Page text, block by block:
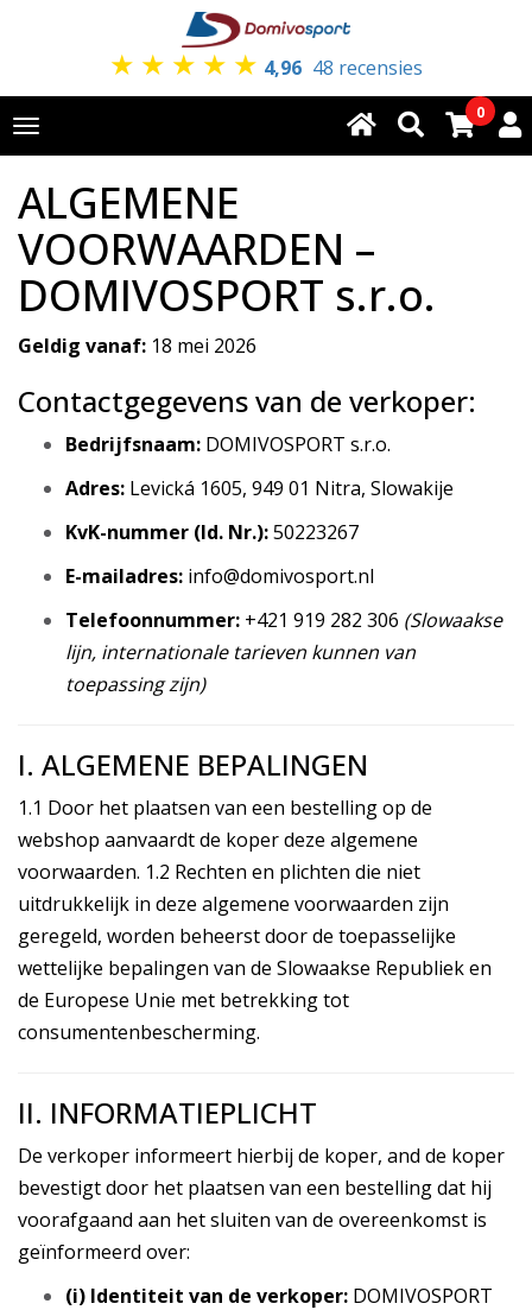
★ ★ ★ ★ ★ 4,96 48 recensies
Toggle
navigation
0
ALGEMENE
VOORWAARDEN –
DOMIVOSPORT s.r.o.
Geldig vanaf: 18 mei 2026
Contactgegevens van de verkoper:
Bedrijfsnaam: DOMIVOSPORT s.r.o.
Adres: Levická 1605, 949 01 Nitra, Slowakije
KvK-nummer (Id. Nr.):50223267
E-mailadres: info@domivosport.nl
Telefoonnummer: +421 919 282 306 (Slowaakse
lijn, internationale tarieven kunnen van
toepassing zijn)
I. ALGEMENE BEPALINGEN
1.1 Door het plaatsen van een bestelling op de
webshop aanvaardt de koper deze algemene
voorwaarden. 1.2 Rechten en plichten die niet
uitdrukkelijk in deze algemene voorwaarden zijn
geregeld, worden beheerst door de toepasselijke
wettelijke bepalingen van de Slowaakse Republiek en
de Europese Unie met betrekking tot
consumentenbescherming.
II. INFORMATIEPLICHT
De verkoper informeert hierbij de koper, and de koper
bevestigt door het plaatsen van een bestelling dat hij
voorafgaand aan het sluiten van de overeenkomst is
geïnformeerd over:
(i) Identiteit van de verkoper: DOMIVOSPORT